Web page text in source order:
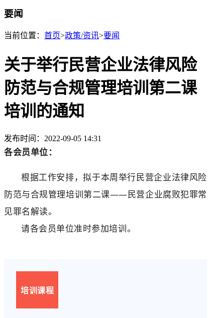
要闻
当前位置： 首页>政策/资讯>要闻
关于举行民营企业法律风险
防范与合规管理培训第二课
培训的通知
发布时间：2022-09-05 14:31
各会员单位：
根据工作安排，拟于本周举行民营企业法律风险
防范与合规管理培训第二课——民营企业腐败犯罪常
见罪名解读。
请各会员单位准时参加培训。
培训课程